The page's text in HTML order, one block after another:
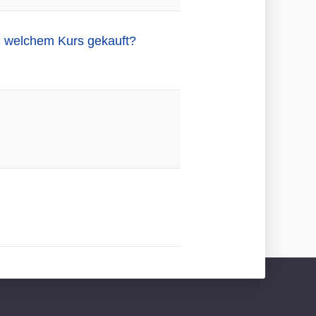
Kurs gekauft?